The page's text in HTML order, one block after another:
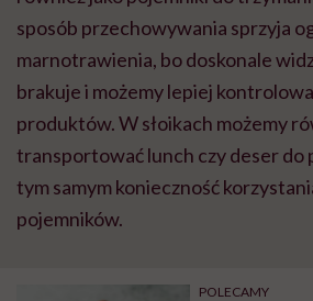
sposób przechowywania sprzyja
marnotrawienia, bo doskonale
brakuje i możemy lepiej
produktów. W słoikach możemy
transportować lunch czy deser do
tym samym konieczność
pojemników.
POLECAMY